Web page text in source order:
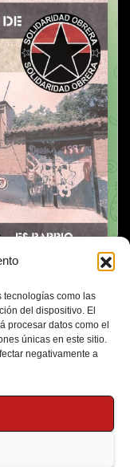
tecnologías como las
del dispositivo. El
procesar datos como el
únicas en este sitio.
negativamente a